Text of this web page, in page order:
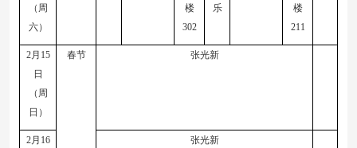
（周
六）
楼
302
乐
楼
211
2月 15
日
（周
日）
春节 张光新
2月 16
张光新